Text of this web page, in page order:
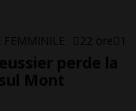
FEMMINILE 22 ore 1
perde la
Mont